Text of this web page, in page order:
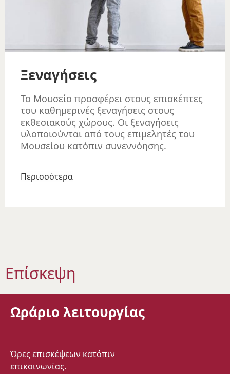
Ξεναγήσεις
Το Μουσείο προσφέρει στους επισκέπτες
του καθημερινές ξεναγήσεις στους
εκθεσιακούς χώρους. Οι ξεναγήσεις
υλοποιούνται από τους επιμελητές του
Μουσείου κατόπιν συνεννόησης.
Περισσότερα
Επίσκεψη
Ωράριο λειτουργίας
Ώρες επισκέψεων κατόπιν
επικοινωνίας.